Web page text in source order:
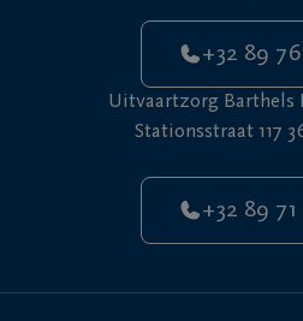
+32 89
Uitvaartzorg Barthels
Stationsstraat 117
+32 89